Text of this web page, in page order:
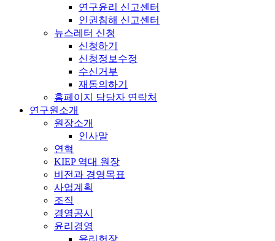
연구윤리 신고센터
인권침해 신고센터
뉴스레터 신청
신청하기
신청정보수정
수신거부
재동의하기
홈페이지 담당자 연락처
연구원소개
원장소개
인사말
연혁
KIEP 역대 원장
비전과 경영목표
사업계획
조직
경영공시
윤리경영
윤리헌장